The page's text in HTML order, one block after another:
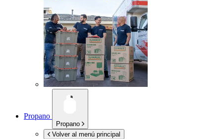
Propano
Propano
Volver al menú principal